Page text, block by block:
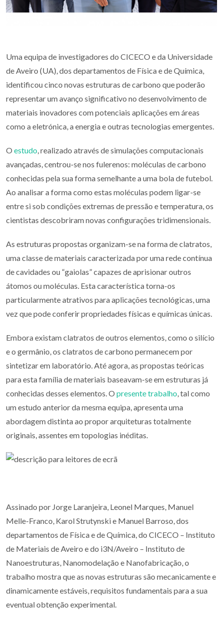
Uma equipa de investigadores do CICECO e da Universidade
de Aveiro (UA), dos departamentos de Física e de Química,
identificou cinco novas estruturas de carbono que poderão
representar um avanço significativo no desenvolvimento de
materiais inovadores com potenciais aplicações em áreas
como a eletrónica, a energia e outras tecnologias emergentes.
O estudo, realizado através de simulações computacionais
avançadas, centrou-se nos fulerenos: moléculas de carbono
conhecidas pela sua forma semelhante a uma bola de futebol.
Ao analisar a forma como estas moléculas podem ligar-se
entre si sob condições extremas de pressão e temperatura, os
cientistas descobriram novas configurações tridimensionais.
As estruturas propostas organizam-se na forma de clatratos,
uma classe de materiais caracterizada por uma rede contínua
de cavidades ou “gaiolas” capazes de aprisionar outros
átomos ou moléculas. Esta característica torna-os
particularmente atrativos para aplicações tecnológicas, uma
vez que pode conferir propriedades físicas e químicas únicas.
Embora existam clatratos de outros elementos, como o silício
e o germânio, os clatratos de carbono permanecem por
sintetizar em laboratório. Até agora, as propostas teóricas
para esta família de materiais baseavam-se em estruturas já
conhecidas desses elementos. O presente trabalho, tal como
um estudo anterior da mesma equipa, apresenta uma
abordagem distinta ao propor arquiteturas totalmente
originais, assentes em topologias inéditas.
Assinado por Jorge Laranjeira, Leonel Marques, Manuel
Melle-Franco, Karol Strutynski e Manuel Barroso, dos
departamentos de Física e de Química, do CICECO – Instituto
de Materiais de Aveiro e do i3N/Aveiro – Instituto de
Nanoestruturas, Nanomodelação e Nanofabricação, o
trabalho mostra que as novas estruturas são mecanicamente e
dinamicamente estáveis, requisitos fundamentais para a sua
eventual obtenção experimental.